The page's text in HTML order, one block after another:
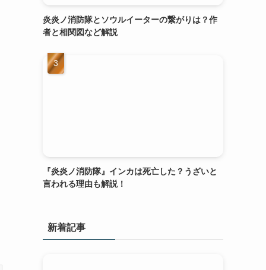
炎炎ノ消防隊とソウルイーターの繋がりは？作
者と相関図など解説
『炎炎ノ消防隊』インカは死亡した？うざいと
言われる理由も解説！
新着記事